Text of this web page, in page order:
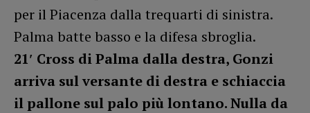
per il Piacenza dalla trequarti di sinistra.
Palma batte basso e la difesa sbroglia.
21′ Cross di Palma dalla destra, Gonzi
arriva sul versante di destra e schiaccia
il pallone sul palo più lontano. Nulla da